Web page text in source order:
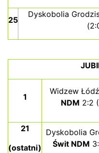
25
Dyskobolia
1
Widzew
NDM 2:2
21
(ostatni)
Dyskobolia
Świt NDM